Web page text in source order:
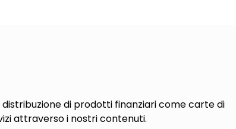
di prodotti finanziari come carte di
attraverso i nostri contenuti.